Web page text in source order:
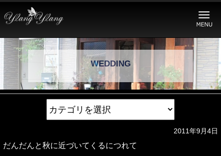
WEDDING
2011年9月4日
だんだんと秋に近づいてくるにつれて